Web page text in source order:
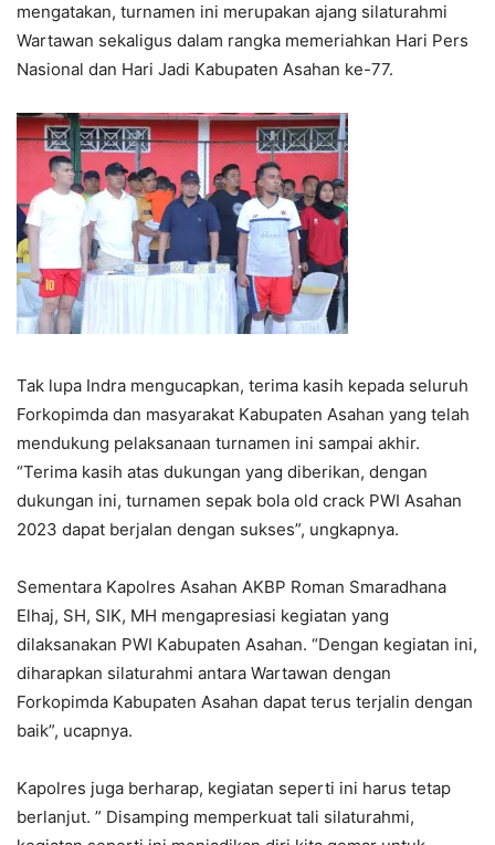
mengatakan, turnamen ini merupakan ajang silaturahmi
Wartawan sekaligus dalam rangka memeriahkan Hari Pers
Nasional dan Hari Jadi Kabupaten Asahan ke-77.
Tak lupa Indra mengucapkan, terima kasih kepada seluruh
Forkopimda dan masyarakat Kabupaten Asahan yang telah
mendukung pelaksanaan turnamen ini sampai akhir.
“Terima kasih atas dukungan yang diberikan, dengan
dukungan ini, turnamen sepak bola old crack PWI Asahan
2023 dapat berjalan dengan sukses”, ungkapnya.
Sementara Kapolres Asahan AKBP Roman Smaradhana
Elhaj, SH, SIK, MH mengapresiasi kegiatan yang
dilaksanakan PWI Kabupaten Asahan. “Dengan kegiatan ini,
diharapkan silaturahmi antara Wartawan dengan
Forkopimda Kabupaten Asahan dapat terus terjalin dengan
baik”, ucapnya.
Kapolres juga berharap, kegiatan seperti ini harus tetap
berlanjut. ” Disamping memperkuat tali silaturahmi,